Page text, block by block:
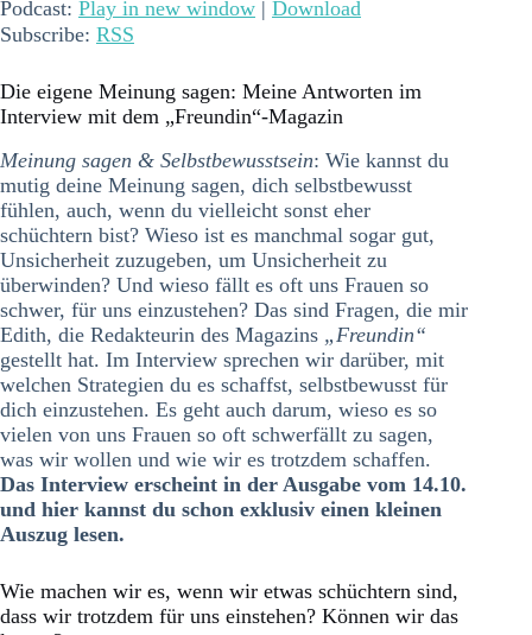
Podcast: Play in new window | Download
Subscribe: RSS
Die eigene Meinung sagen: Meine Antworten im
Interview mit dem „Freundin“-Magazin
Meinung sagen & Selbstbewusstsein: Wie kannst du
mutig deine Meinung sagen, dich selbstbewusst
fühlen, auch, wenn du vielleicht sonst eher
schüchtern bist? Wieso ist es manchmal sogar gut,
Unsicherheit zuzugeben, um Unsicherheit zu
überwinden? Und wieso fällt es oft uns Frauen so
schwer, für uns einzustehen? Das sind Fragen, die mir
Edith, die Redakteurin des Magazins „Freundin“
gestellt hat. Im Interview sprechen wir darüber, mit
welchen Strategien du es schaffst, selbstbewusst für
dich einzustehen. Es geht auch darum, wieso es so
vielen von uns Frauen so oft schwerfällt zu sagen,
was wir wollen und wie wir es trotzdem schaffen.
Das Interview erscheint in der Ausgabe vom 14.10.
und hier kannst du schon exklusiv einen kleinen
Auszug lesen.
Wie machen wir es, wenn wir etwas schüchtern sind,
dass wir trotzdem für uns einstehen? Können wir das